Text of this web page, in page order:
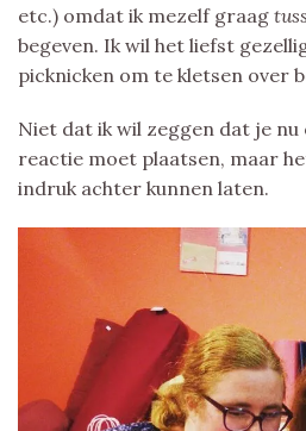
etc.) omdat ik mezelf graag
begeven. Ik wil het liefst
picknicken om te kletsen over
Niet dat ik wil zeggen dat je nu
reactie moet plaatsen, maar
indruk achter kunnen laten.